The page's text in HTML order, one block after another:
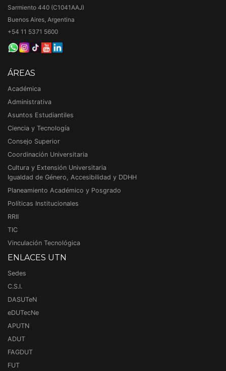
Sarmiento 440 (C1041AAJ)
Buenos Aires, Argentina
+54 11 5371 5600
ÁREAS
Académica
Administrativa
Asuntos Estudiantiles
Ciencia y Tecnología
Consejo Superior
Coordinación Universitaria
Cultura y Extensión Universitaria
Igualdad de Género, Accesibilidad y DDHH
Planeamiento Académico y Posgrado
Políticas Institucionales
RRII
TIC
Vinculación Tecnológica
ENLACES UTN
Sedes
C.S.I.
DASUTeN
eDUTecNe
APUTN
ADUT
FAGDUT
FUT